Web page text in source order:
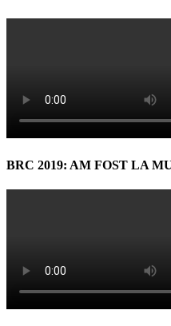
BRC 2019: AM FOST LA